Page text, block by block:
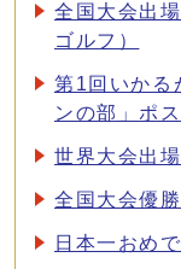
全国大会出
ゴルフ）
第1回いかる
ンの部」ポ
世界大会出場
全国大会優
日本一おめで